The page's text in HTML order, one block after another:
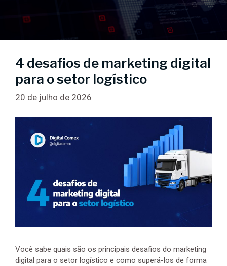
4 desafios de marketing digital
para o setor logístico
20 de julho de 2026
​Você sabe quais são os principais desafios do marketing
digital para o setor logístico e como superá-los de forma